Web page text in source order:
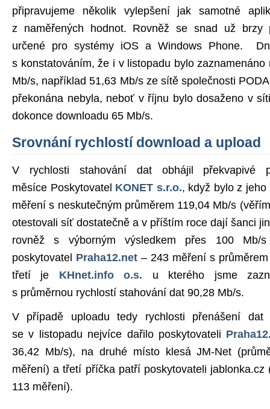
připravujeme několik vylepšení jak samotné
z naměřených hodnot. Rovněž se snad už brzy
určené pro systémy iOS a Windows Phone.
s konstatováním, že i v listopadu bylo
Mb/s, například 51,63 Mb/s ze sítě společnosti
překonána nebyla, neboť v říjnu bylo dosaženo v
dokonce downloadu 65 Mb/s.
Srovnání rychlostí download a upload
V rychlosti stahování dat obhájil překvapivé
měsíce Poskytovatel KONET s.r.o., když bylo z
měření s neskutečným průměrem 119,04 Mb/s
otestovali síť dostatečně a v příštím roce dají šanci
rovněž s výborným výsledkem přes 100 Mb/
poskytovatel Praha12.net – 243 měření s
třetí je KHnet.info o.s. u kterého jsme
s průměrnou rychlostí stahování dat 90,28 Mb/s.
V případě uploadu tedy rychlosti přenášení dat
se v listopadu nejvíce dařilo poskytovateli
36,42 Mb/s), na druhé místo klesá JM-Net
měření) a třetí příčka patří poskytovateli jablonka.cz
113 měření).